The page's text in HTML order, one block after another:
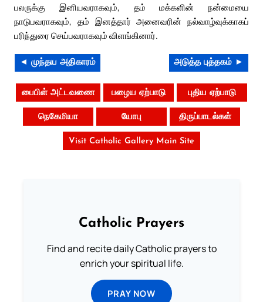
பலருக்கு இனியவராகவும், தம் மக்களின் நன்மையை
நாடுபவராகவும், தம் இனத்தார் அனைவரின் நல்வாழ்வுக்காகப்
பரிந்துரை செய்பவராகவும் விளங்கினார்.
◄ முந்தய அதிகாரம் அடுத்த புத்தகம் ►
பைபிள் அட்டவணை பழைய ஏற்பாடு புதிய ஏற்பாடு
நெகேமியா யோபு திருப்பாடல்கள்
Visit Catholic Gallery Main Site
Catholic Prayers
Find and recite daily Catholic prayers to
enrich your spiritual life.
PRAY NOW